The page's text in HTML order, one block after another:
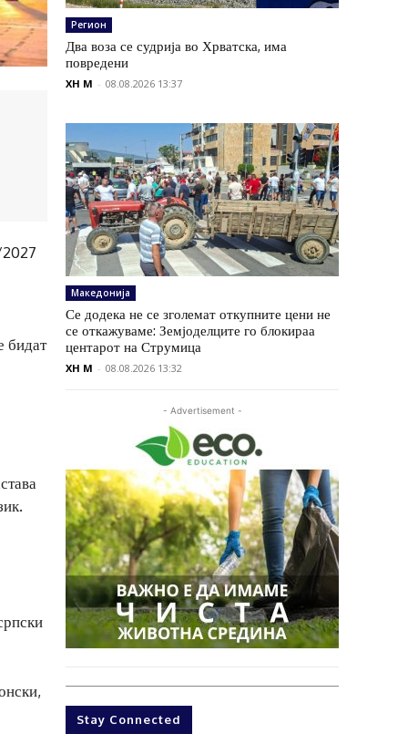
2027
бидат
Регион
Два воза се судрија во Хрватска, има
повредени
XH M - 08.08.2026 13:37
Македонија
Се додека не се зголемат откупните цени не
се откажуваме: Земјоделците го блокираа
центарот на Струмица
XH M - 08.08.2026 13:32
- Advertisement -
Stay Connected